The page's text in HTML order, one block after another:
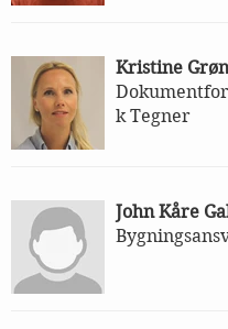
Kristine
k Tegner
John Kåre